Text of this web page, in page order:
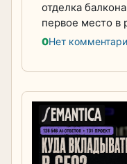
отделка
первое место в
0Нет